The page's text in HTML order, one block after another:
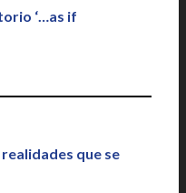
‘…as if
que se